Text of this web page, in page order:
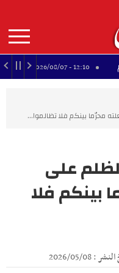
contenu
principal
MAIN
NAVIGATION 12:10 - 2026/08/07 راضية
محرّما بينكم فلا تظالموا...
على
فلا
05/08